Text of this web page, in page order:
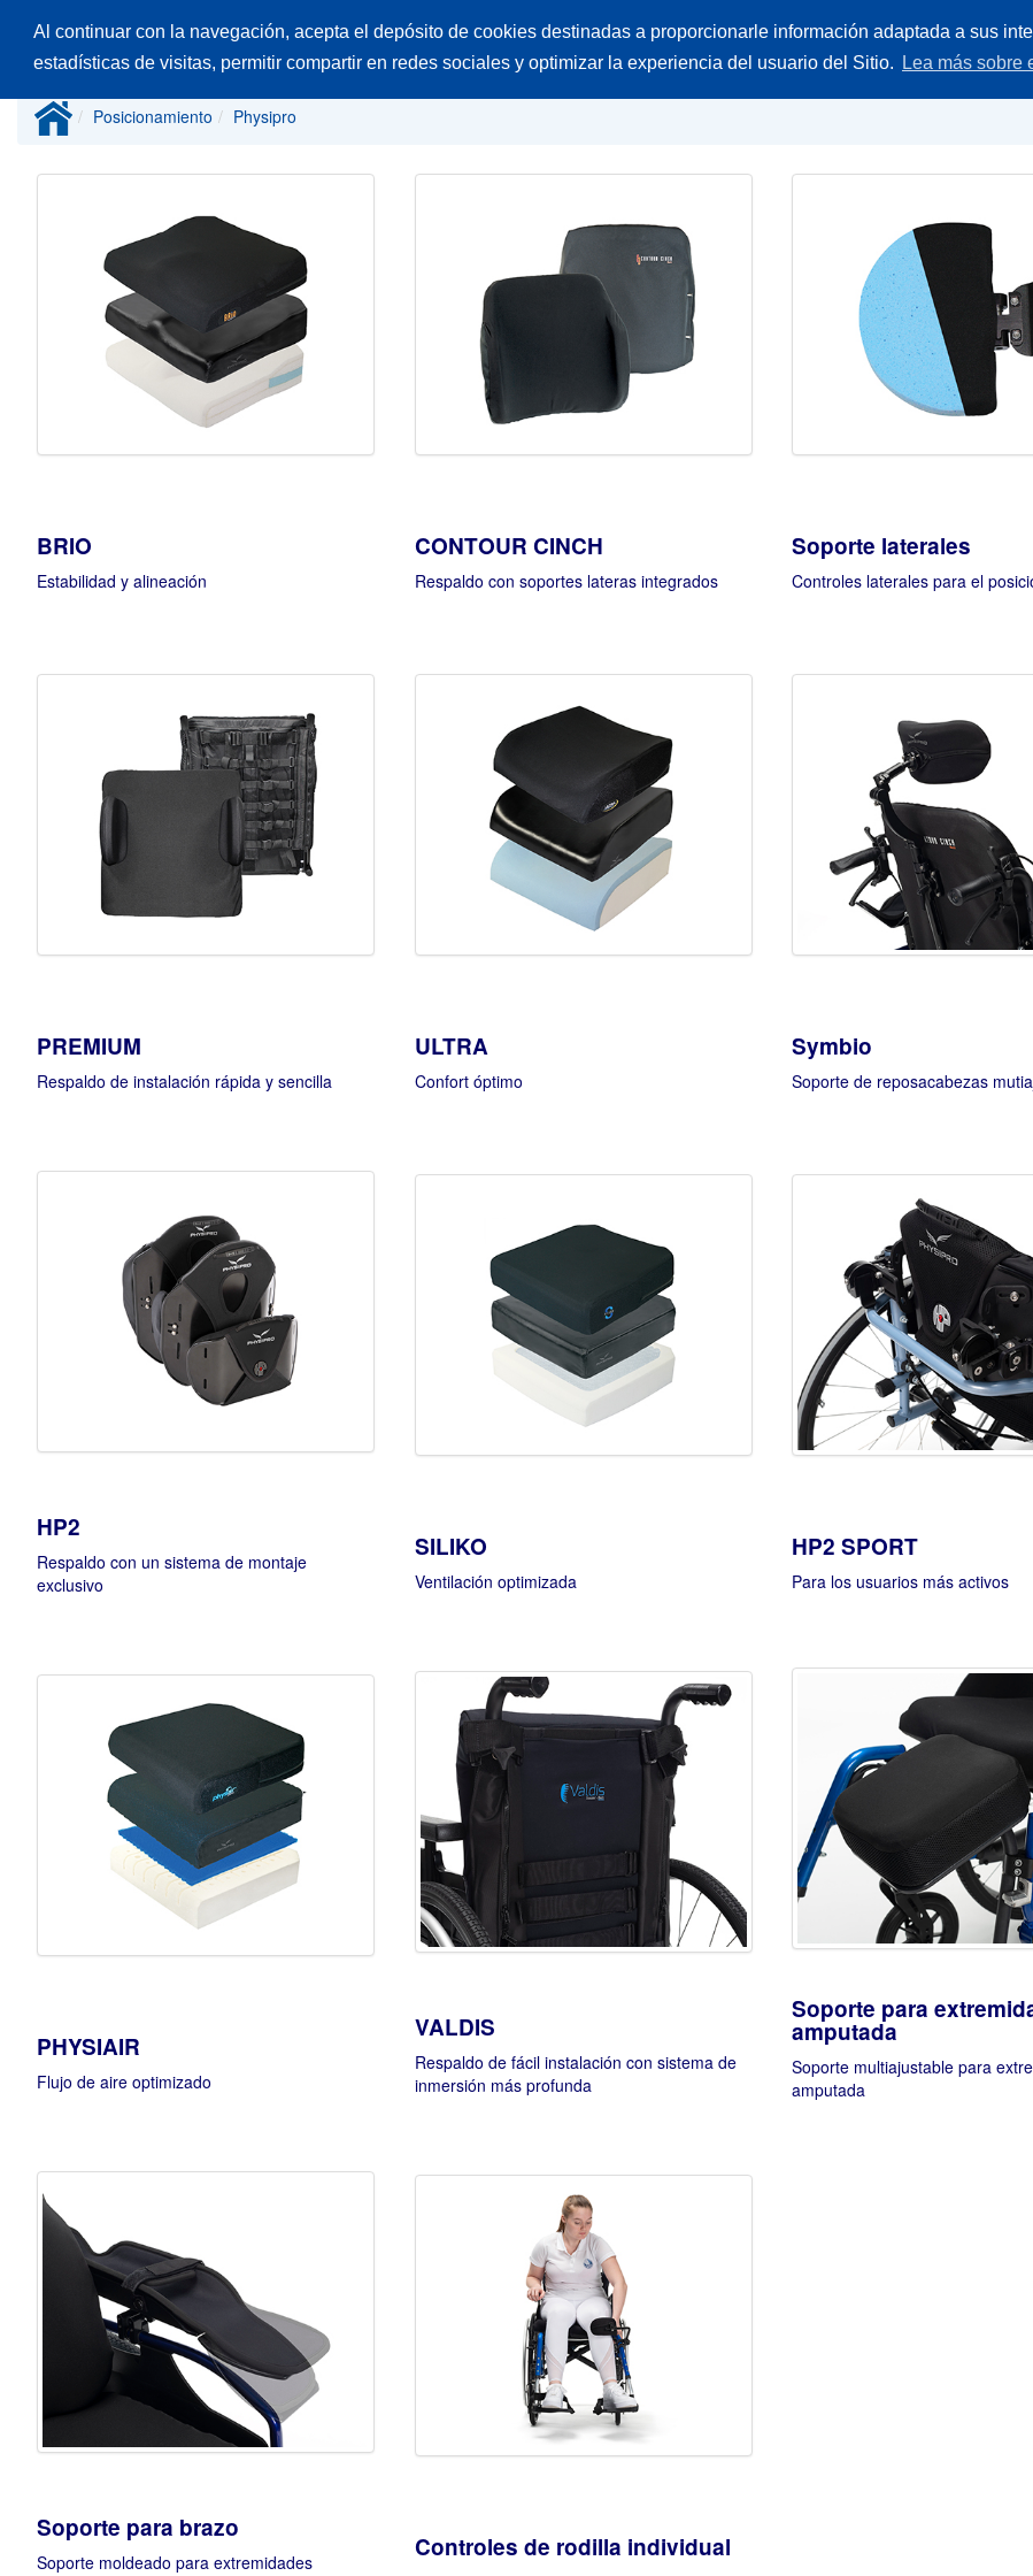
Al continuar con la navegación, acepta el depósito de cookies destinadas a proporcionarle información adaptada a sus
estadísticas de visitas, permitir compartir en redes sociales y optimizar la experiencia del usuario del Sitio.
Lea más sobre
Inicio Productos Catálogos Despieces Empresa Contacto
Buscar
producto
Posicionamiento Physipro
BRIO
Estabilidad y alineación
CONTOUR CINCH
Respaldo con soportes lateras integrados
Soporte laterales
Controles laterales para el
PREMIUM
Respaldo de instalación rápida y sencilla
ULTRA
Confort óptimo
Symbio
Soporte de reposacabezas
HP2
Respaldo con un sistema de montaje
exclusivo
SILIKO
Ventilación optimizada
HP2 SPORT
Para los usuarios más activos
PHYSIAIR
Flujo de aire optimizado
VALDIS
Respaldo de fácil instalación con sistema de
inmersión más profunda
Soporte para
amputada
Soporte multiajustable para
amputada
Soporte para brazo
Soporte moldeado para extremidades
Controles de rodilla individual